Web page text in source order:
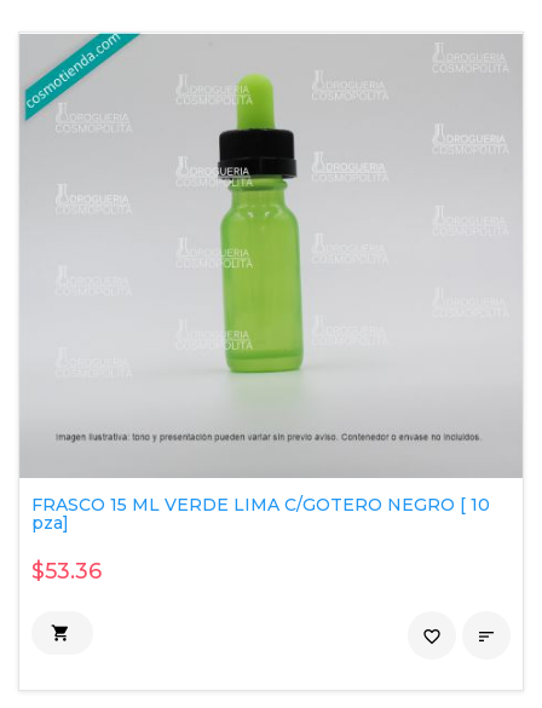
FRASCO 15 ML VERDE LIMA C/GOTERO NEGRO [ 10
pza]
$53.36
 
favorite_border